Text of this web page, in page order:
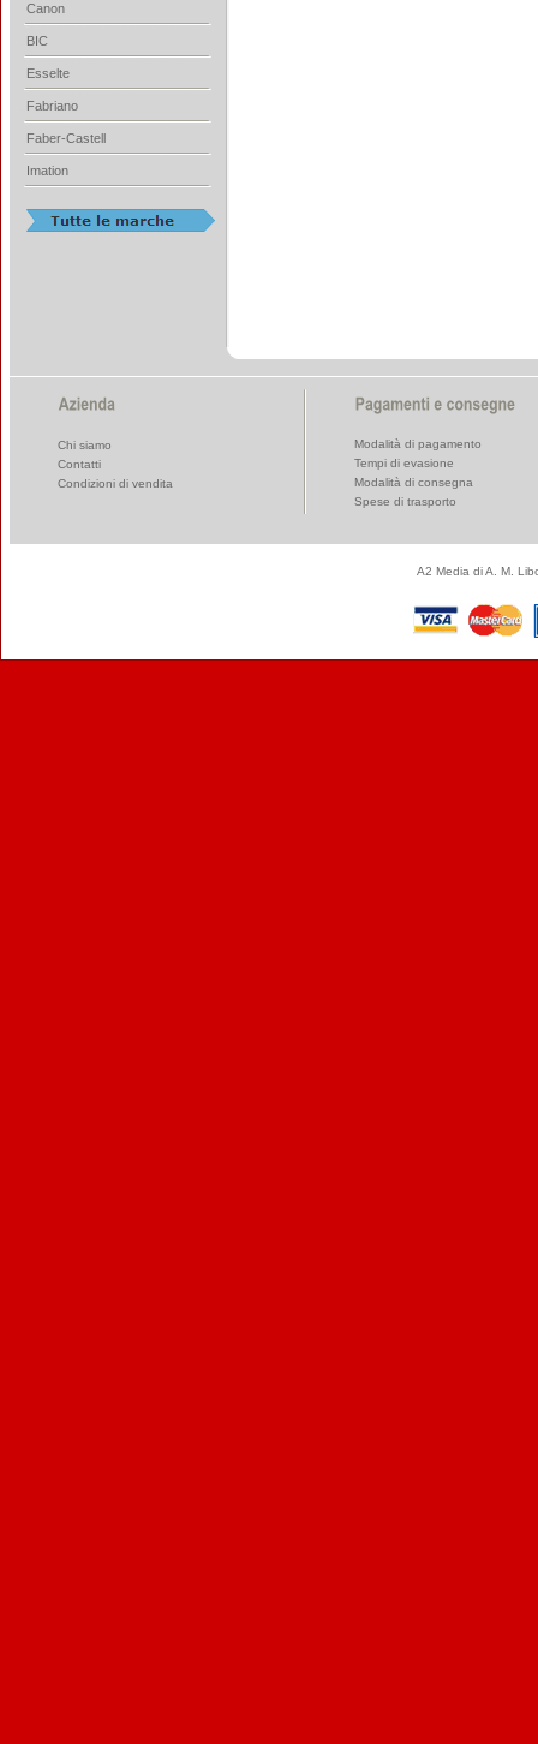
Canon
BIC
Esselte
Fabriano
Faber-Castell
Imation
Chi siamo
Contatti
Condizioni di vendita
Modalità di pagamento
Tempi di evasione
Modalità di consegna
Spese di trasporto
A2 Media di A. M.